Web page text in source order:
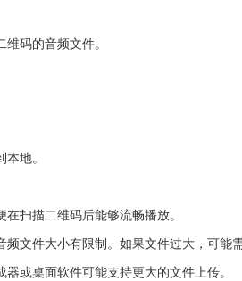
码的音频文件。
地。
扫描二维码后能够流畅播放。
文件大小有限制。如果文件过大，可能
或桌面软件可能支持更大的文件上传。